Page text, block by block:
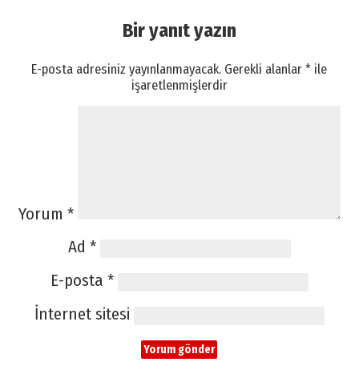
Bir yanıt yazın
E-posta adresiniz yayınlanmayacak. Gerekli alanlar* ile
işaretlenmişlerdir
Yorum *
Ad *
E-posta *
İnternet sitesi